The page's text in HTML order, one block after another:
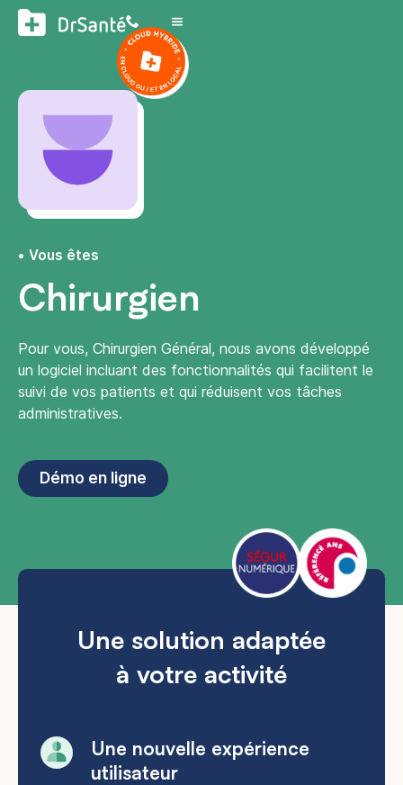
Vous êtes
Chirurgien
Pour vous, Chirurgien Général, nous avons développé
un logiciel incluant des fonctionnalités qui facilitent le
suivi de vos patients et qui réduisent vos tâches
administratives.
Démo en ligne
Une solution adaptée
à votre activité
Une nouvelle expérience
utilisateur​